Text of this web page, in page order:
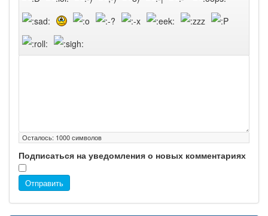
Осталось: 1000символов
Подписаться на уведомления о новых комментариях
Отправить